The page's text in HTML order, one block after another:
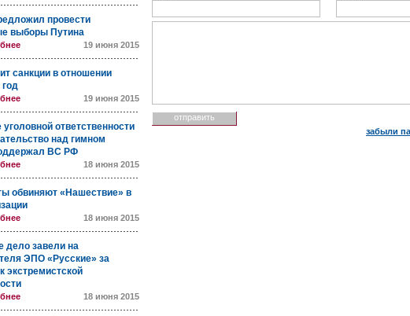
провести
выборы Путина
19 июня 2015
санкции в отношении
19 июня 2015
ответственности
над гимном
ВС РФ
18 июня 2015
обвиняют «Нашествие» в
18 июня 2015
дело завели на
ЭПО «Русские» за
экстремистской
18 июня 2015
забыли